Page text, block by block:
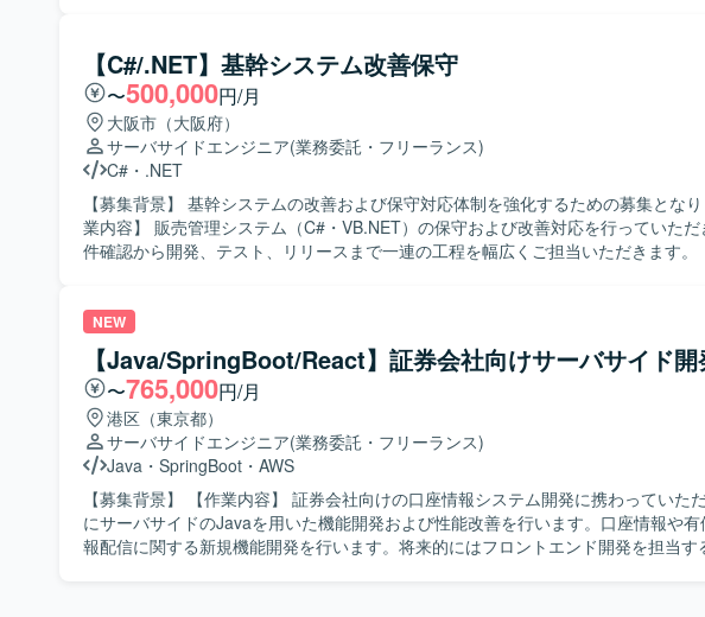
がら、長期的に安定して取り組んでいただける方が望ましいです。 【ポジションの魅力】 長期
を前提とした保守開発案件のため、ドメイン知識やシステム構造を深く理解しなが
キルを高めていただけます。設計から保守まで幅広い工程に携わることで、上流か
一貫した経験を積むことができます。 【開発環境】 JavaおよびSQLを用いたWeb系システム環
境での開発となります。楽々フレームワークを活用した開発を行う構成となってお
【C#/.NET】基幹システム改善保守
〜500,000円/月
大阪市（大阪府）
サーバサイドエンジニア(業務委託・フリーランス)
C# ・ .NET
【募集背景】 基幹システムの改善および保守対応体制を強化するための募集となりま
業内容】 販売管理システム（C#・VB.NET）の保守および改善対応を行っていた
件確認から開発、テスト、リリースまで一連の工程を幅広くご担当いただきます。 【求める人
を通じて、業務知識と開発スキルを一体的に高めていくことができます。上流から
で一貫して関われるため、システム全体の流れを把握しながらスキルアップしてい
す。 【開発環境】 C#.NET、VB.NET を用いた販売管理システムの開発・保守環境となりま
す。
NEW
【Java/SpringBoot/React】証券会社向けサーバサイド開
〜765,000円/月
港区（東京都）
サーバサイドエンジニア(業務委託・フリーランス)
Java ・ SpringBoot ・ AWS
【募集背景】 【作業内容】 証券会社向けの口座情報システム開発に携わっていただきます。主
にサーバサイドのJavaを用いた機能開発および性能改善を行います。口座情報や
報配信に関する新規機能開発を行います。将来的にはフロントエンド開発を担当す